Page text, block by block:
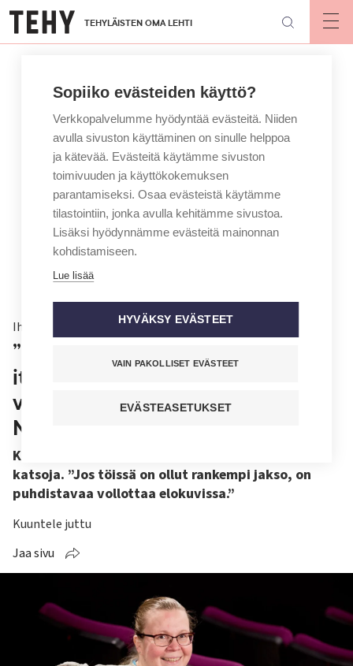
Hyppää
pääsisältöön
TEHYLÄISTEN OMA LEHTI
Ihmiset
”Nuorena häpesin
itkuherkkyyttäni”, sanoo
viikoittain leffassa käyvä Anitta
Nykyri
Kätilö Anitta Nykyri on kaikkiruokainen elokuvien
katsoja. ”Jos töissä on ollut rankempi jakso, on
puhdistavaa vollottaa elokuvissa.”
Kuuntele juttu
Jaa sivu
Sopiiko evästeiden käyttö?
Verkkopalvelumme hyödyntää evästeitä. Niiden
avulla sivuston käyttäminen on sinulle helppoa
ja kätevää. Evästeitä käytämme sivuston
toimivuuden ja käyttökokemuksen
parantamiseksi. Osaa evästeistä käytämme
tilastointiin, jonka avulla kehitämme sivustoa.
Lisäksi hyödynnämme evästeitä mainonnan
kohdistamiseen.
Lue lisää
HYVÄKSY EVÄSTEET
VAIN PAKOLLISET EVÄSTEET
EVÄSTEASETUKSET